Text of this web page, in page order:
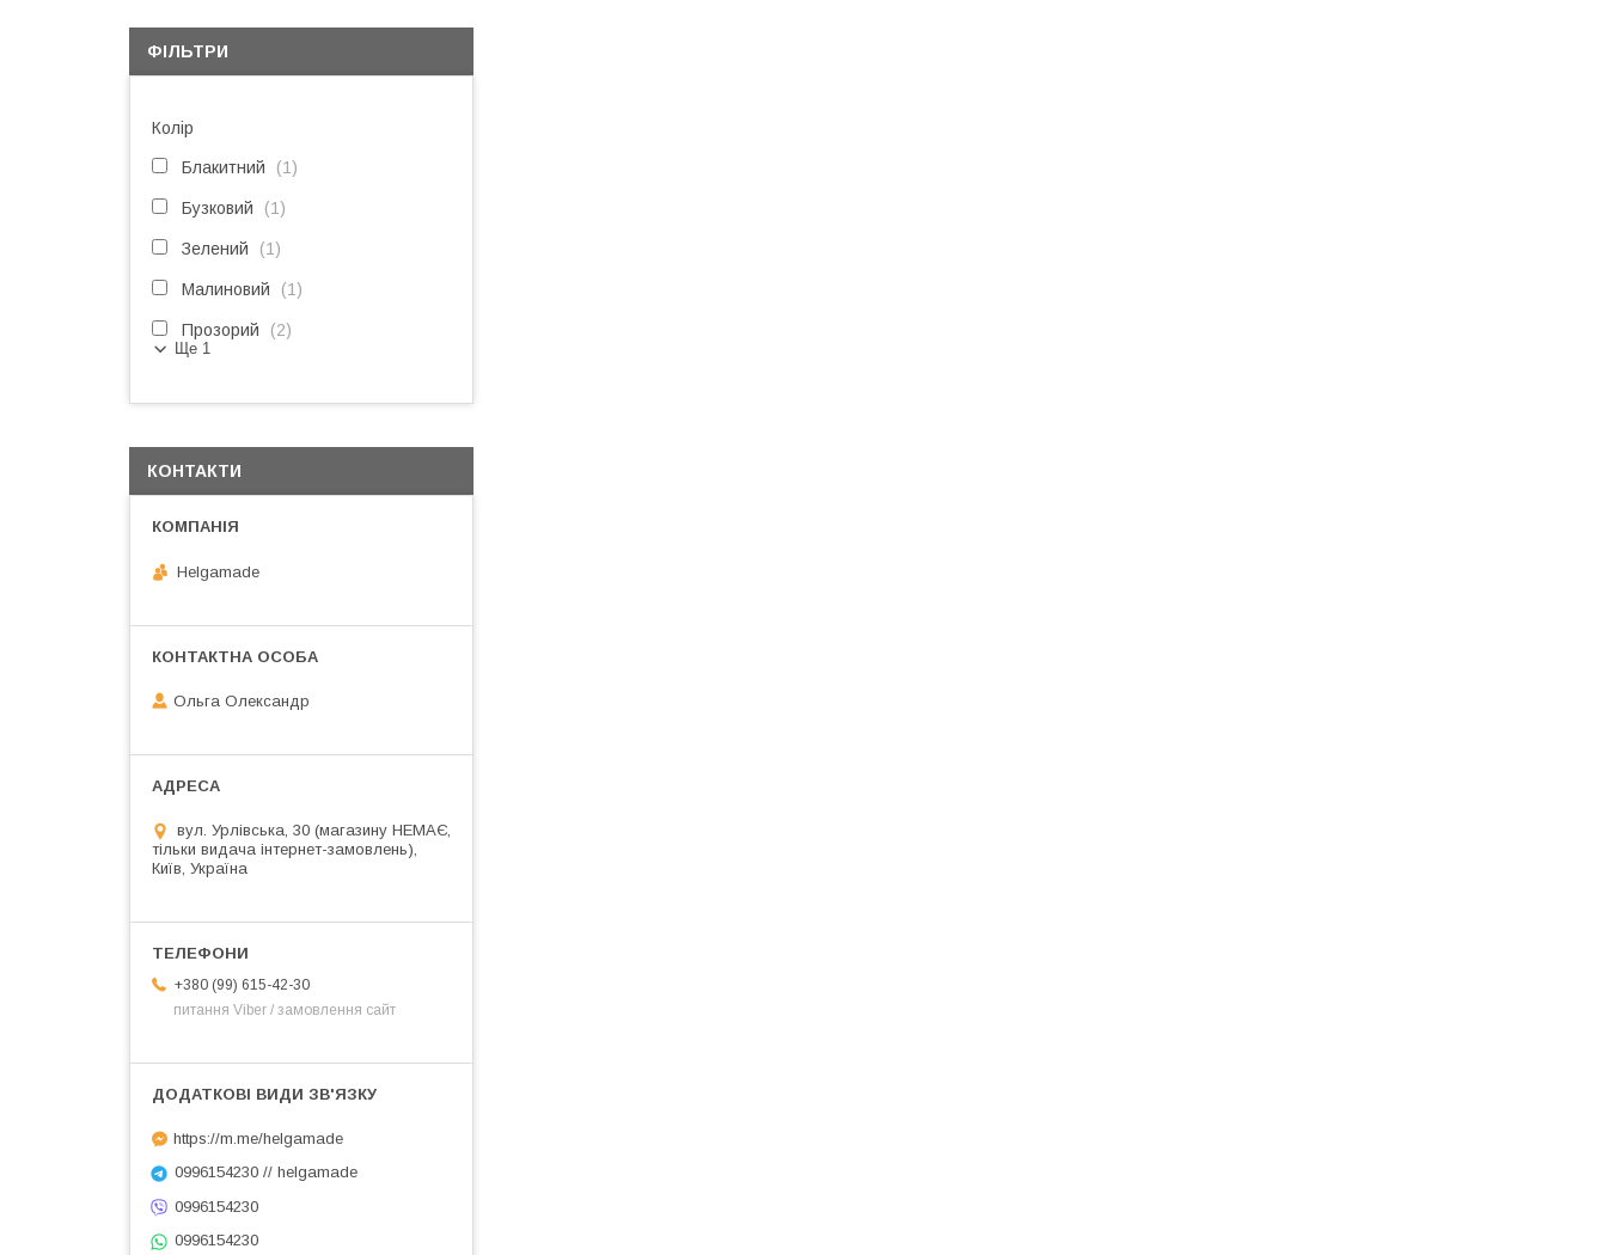
ФІЛЬТРИ
Колір
Блакитний 1
Бузковий 1
Зелений 1
Малиновий 1
Прозорий 2
Ще 1
КОНТАКТИ
Helgamade
Ольга Олександр
вул. Урлівська, 30 (магазину НЕМАЄ,
тільки видача інтернет-замовлень),
Київ, Україна
+380 (99) 615-42-30
питання Viber / замовлення сайт
https://m.me/helgamade
0996154230 // helgamade
0996154230
0996154230